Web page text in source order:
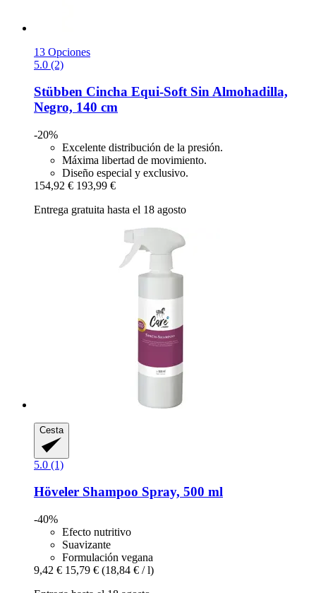
13 Opciones
5.0 (2)
Stübben Cincha Equi-​Soft Sin Almohadilla,
Negro, 140 cm
-20%
Excelente distribución de la presión.
Máxima libertad de movimiento.
Diseño especial y exclusivo.
154,92 € 193,99 €
Entrega gratuita hasta el 18 agosto
Cesta
5.0 (1)
Höveler Shampoo Spray, 500 ml
-40%
Efecto nutritivo
Suavizante
Formulación vegana
9,42 € 15,79 € (18,84 € / l)